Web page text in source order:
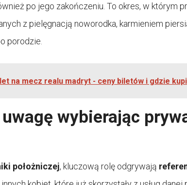
po jego zakończeniu. To okres, w którym
z pielęgnacją noworodka, karmieniem
porodzie.
na mecz realu madryt - ceny biletów i gdzie
wybierając
położniczej, kluczową rolę odgrywają